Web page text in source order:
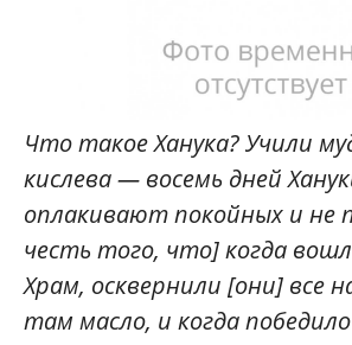
Что такое Ханука? Учили
кислева — восемь дней
оплакивают покойных и не
честь того, что] когда
Храм, осквернили [они] все
там масло, и когда